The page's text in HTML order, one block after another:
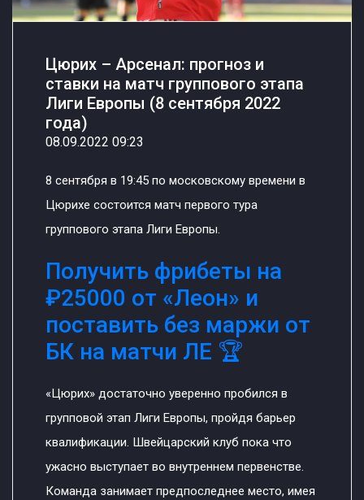
Цюрих – Арсенал: прогноз и
ставки на матч группового этапа
Лиги Европы (8 сентября 2022
года)
08.09.2022 09:23
8 сентября в 19:45 по московскому времени в
Цюрихе состоится матч первого тура
группового этапа Лиги Европы.
Получить фрибеты на
₽25000 от «Леон» и
поставить без маржи от
БК на матчи ЛЕ 🏆
«Цюрих» достаточно уверенно пробился в
групповой этап Лиги Европы, пройдя барьер
квалификации. Швейцарский клуб пока что
ужасно выступает во внутреннем первенстве.
Команда занимает предпоследнее место, имея